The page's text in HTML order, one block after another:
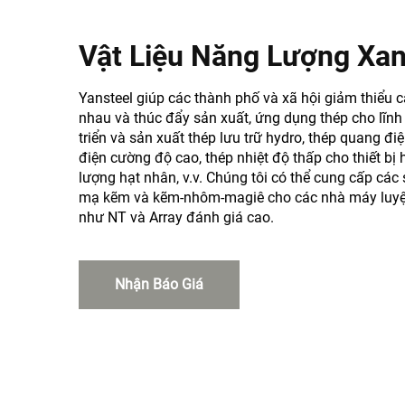
Vật Liệu Năng Lượng
Yansteel giúp các thành phố và xã hội giảm thiểu
nhau và thúc đẩy sản xuất, ứng dụng thép cho
triển và sản xuất thép lưu trữ hydro, thép quang
điện cường độ cao, thép nhiệt độ thấp cho thiết bị
lượng hạt nhân, v.v. Chúng tôi có thể cung cấp
mạ kẽm và kẽm-nhôm-magiê cho các nhà máy
như NT và Array đánh giá cao.
Nhận Báo Giá